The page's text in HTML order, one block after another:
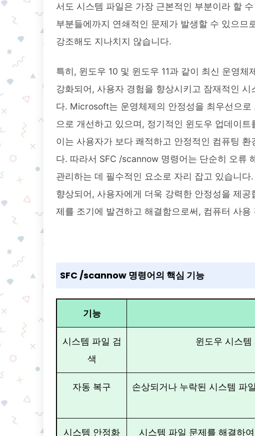
서도 시스템 파일은 가장 근본적인 부분이라 할
부분들에까지 연쇄적인 문제가 발생할 수 있으므
강조해도 지나치지 않습니다.
특히, 윈도우 10 및 윈도우 11과 같이 최신 운영
강화되어, 사용자 경험을 향상시키고 잠재적인
다. Microsoft는 운영체제의 안정성을 최우선으
으로 개선하고 있으며, 정기적인 윈도우 업데이
이는 사용자가 보다 쾌적하고 안정적인 컴퓨팅
다. 따라서 SFC /scannow 명령어는 단순히 오류
관리하는 데 필수적인 요소로 자리 잡고 있습니
향상되어, 사용자에게 더욱 강력한 안정성을 제
제를 조기에 발견하고 해결함으로써, 컴퓨터 사
SFC /scannow 명령어의 핵심 기능
기능
시스템 파일 검
색
윈도우 시스
자동 복구
손상되거나 누락된 시스템 파
시스템 안정화 시스템 파일 문제를 해결하